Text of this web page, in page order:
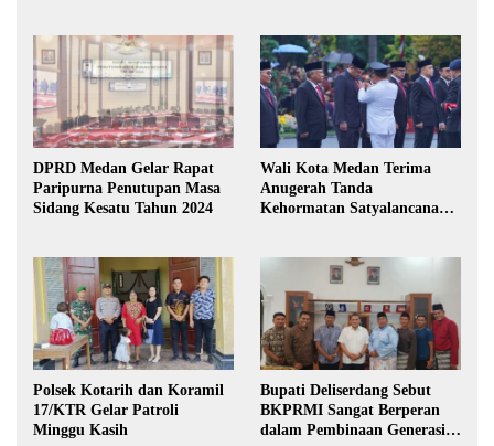
DPRD Medan Gelar Rapat
Paripurna Penutupan Masa
Sidang Kesatu Tahun 2024
Wali Kota Medan Terima
Anugerah Tanda
Kehormatan Satyalancana
Polsek Kotarih dan Koramil
17/KTR Gelar Patroli
Minggu Kasih
Bupati Deliserdang Sebut
BKPRMI Sangat Berperan
dalam Pembinaan Generasi